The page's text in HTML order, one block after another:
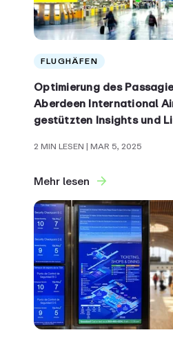
FLUGHÄFEN
Optimierung des
Aberdeen International
gestützten Insights und
2 MIN LESEN | MAR 5, 2025
Mehr lesen